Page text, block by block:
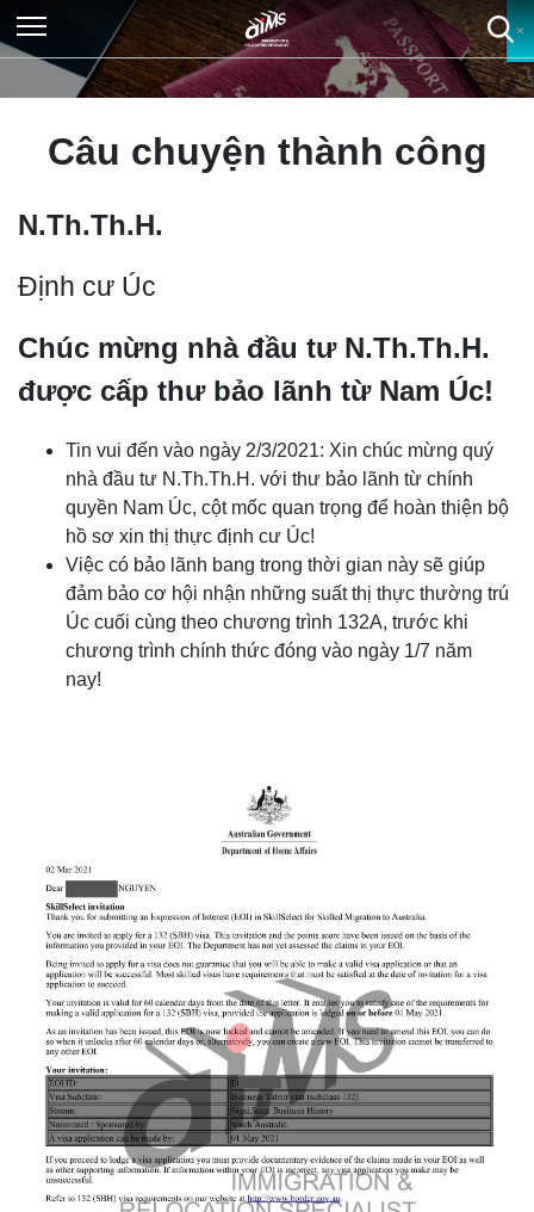
Câu chuyện thành công
N.Th.Th.H.
Định cư Úc
Chúc mừng nhà đầu tư N.Th.Th.H.
được cấp thư bảo lãnh từ Nam Úc!
Tin vui đến vào ngày 2/3/2021: Xin chúc mừng quý
nhà đầu tư N.Th.Th.H. với thư bảo lãnh từ chính
quyền Nam Úc, cột mốc quan trọng để hoàn thiện bộ
hồ sơ xin thị thực định cư Úc!
Việc có bảo lãnh bang trong thời gian này sẽ giúp
đảm bảo cơ hội nhận những suất thị thực thường trú
Úc cuối cùng theo chương trình 132A, trước khi
chương trình chính thức đóng vào ngày 1/7 năm
nay!
×
×
×
×